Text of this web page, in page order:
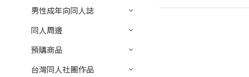
男性成年向同人誌
同人周邊
預購商品
台灣同人社團作品